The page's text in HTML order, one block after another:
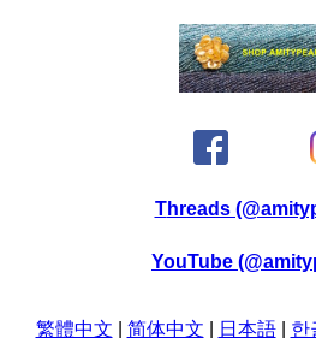
Threads
YouTube
繁體中文 简体中文 日本語| 한